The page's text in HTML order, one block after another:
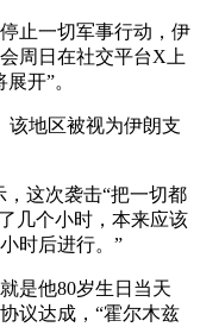
止一切军事行动，伊
周日在社交平台X上
开”。
该地区被视为伊朗支
这次袭击“把一切都
几个小时，本来应该
时后进行。”
是他80岁生日当天
议达成，“霍尔木兹